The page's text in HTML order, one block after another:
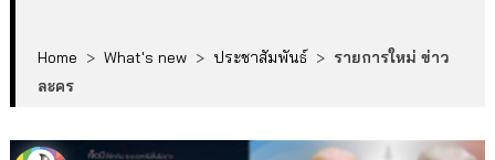
Home > What's new > ประชาสัมพันธ์ > รายการใหม่ ข่าว
ละคร